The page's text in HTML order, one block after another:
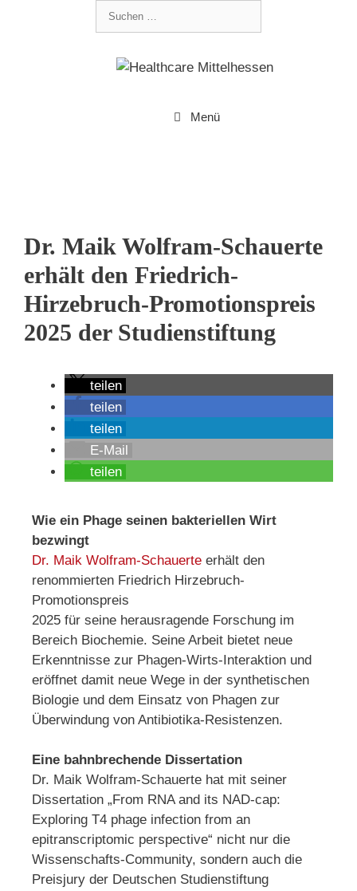
Menü
Dr. Maik Wolfram-Schauerte
erhält den Friedrich-
Hirzebruch-Promotionspreis
2025 der Studienstiftung
teilen
teilen
teilen
E-Mail
teilen
Wie ein Phage seinen bakteriellen Wirt
bezwingt
Dr. Maik Wolfram-Schauerte erhält den
renommierten Friedrich Hirzebruch-
Promotionspreis
2025 für seine herausragende Forschung im
Bereich Biochemie. Seine Arbeit bietet neue
Erkenntnisse zur Phagen-Wirts-Interaktion und
eröffnet damit neue Wege in der synthetischen
Biologie und dem Einsatz von Phagen zur
Überwindung von Antibiotika-Resistenzen.
Eine bahnbrechende Dissertation
Dr. Maik Wolfram-Schauerte hat mit seiner
Dissertation „From RNA and its NAD-cap:
Exploring T4 phage infection from an
epitranscriptomic perspective“ nicht nur die
Wissenschafts-Community, sondern auch die
Preisjury der Deutschen Studienstiftung